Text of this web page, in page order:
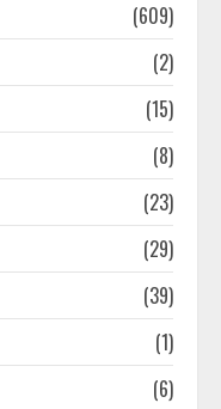
(609)
(2)
(15)
(8)
(23)
(29)
(39)
(1)
(6)